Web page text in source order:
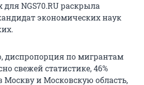
NGS70.RU раскрыла
экономических наук
диспропорция по мигрантам
свежей статистике, 46%
Москву и Московскую область,